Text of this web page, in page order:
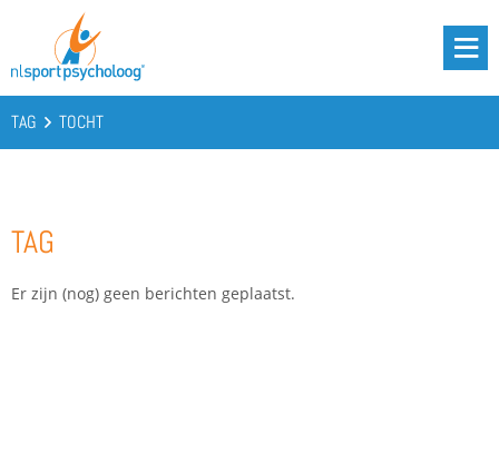
CONTACT
TAG TOCHT
TAG
Er zijn (nog) geen berichten geplaatst.